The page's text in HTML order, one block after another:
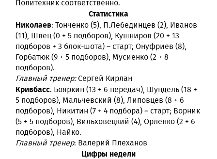
Политехник соответственно.
Статистика
Николаев: Тонченко (5), П.Лебединцев (2), Иванов
(11), Швец (0 + 5 подборов), Кушниров (20 + 13
подборов + 3 блок-шота) – старт; Онуфриев (8),
Горбатюк (9 + 5 подборов), Мусиенко (2 + 8
подборов).
Главный тренер:Сергей Кирлан
Кривбасс: Бояркин (13 + 6 передач), Шундель (18 +
5 подборов), Мальчевский (8), Липовцев (8 + 6
подборов), Никитин (7 + 4 подбора) – старт; Ворник
(5 + 5 подборов), Вильховецкий (4), Орленко (2 + 6
подборов), Найко.
Главный тренер: Валерий Плеханов
Цифры недели